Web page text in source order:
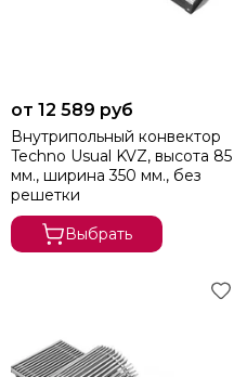
от 12 589 руб
Внутрипольный конвектор
Techno Usual KVZ, высота 85
мм., ширина 350 мм., без
решетки
Выбрать